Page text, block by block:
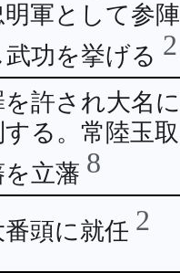
明軍として参陣
武功を挙げる 2
を許され大名に
する。常陸玉取
を立藩 8
番頭に就任 2